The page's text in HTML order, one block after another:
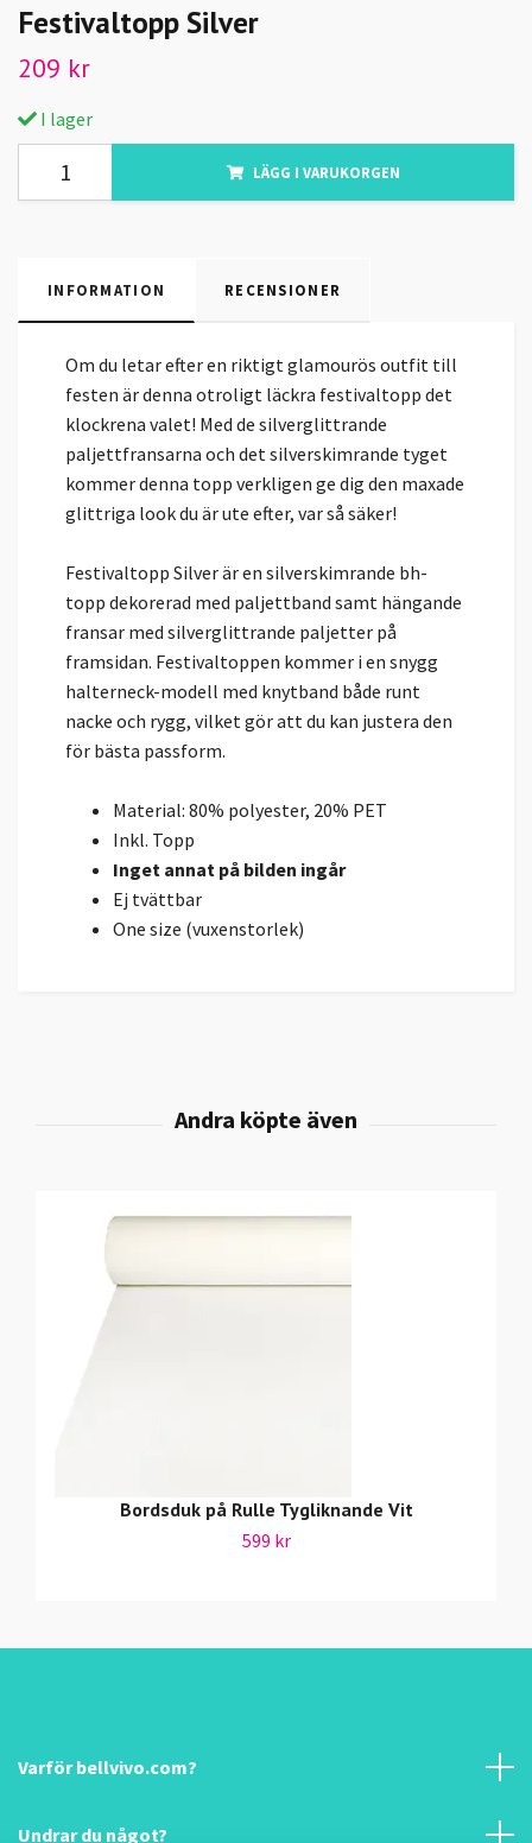
Festivaltopp Silver
209 kr
I lager
LÄGG I VARUKORGEN
INFORMATION RECENSIONER
Om du letar efter en riktigt glamourös outfit till
festen är denna otroligt läckra festivaltopp det
klockrena valet! Med de silverglittrande
paljettfransarna och det silverskimrande tyget
kommer denna topp verkligen ge dig den maxade
glittriga look du är ute efter, var så säker!
Festivaltopp Silver är en silverskimrande bh-
topp dekorerad med paljettband samt hängande
fransar med silverglittrande paljetter på
framsidan. Festivaltoppen kommer i en snygg
halterneck-modell med knytband både runt
nacke och rygg, vilket gör att du kan justera den
för bästa passform.
Material: 80% polyester, 20% PET
Inkl. Topp
Inget annat på bilden ingår
Ej tvättbar
One size (vuxenstorlek)
Bordsduk på Rulle Tygliknande Vit
599 kr
Varför bellvivo.com?
Undrar du något?